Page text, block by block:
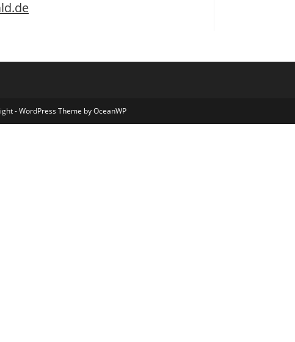
- WordPress Theme by OceanWP